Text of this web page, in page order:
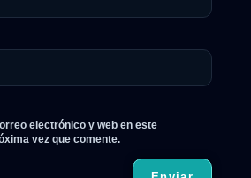
electrónico y web en este
vez que comente.